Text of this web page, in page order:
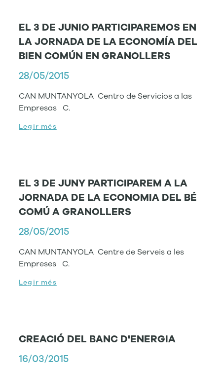
EL 3 DE JUNIO PARTICIPAREMOS EN
LA JORNADA DE LA ECONOMÍA DEL
BIEN COMÚN EN GRANOLLERS
28/05/2015
CAN MUNTANYOLA Centro de Servicios a las
Empresas C.
Legir més
EL 3 DE JUNY PARTICIPAREM A LA
JORNADA DE LA ECONOMIA DEL BÉ
COMÚ A GRANOLLERS
28/05/2015
CAN MUNTANYOLA Centre de Serveis a les
Empreses C.
Legir més
CREACIÓ DEL BANC D'ENERGIA
16/03/2015